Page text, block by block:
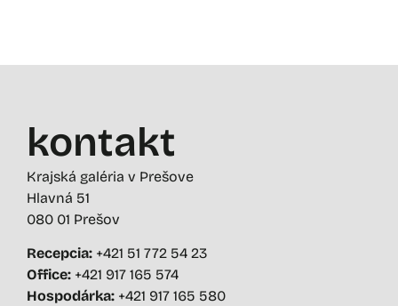
kontakt
Krajská galéria v Prešove
Hlavná 51
080 01 Prešov
Recepcia: +421 51 772 54 23
Office: +421 917 165 574
Hospodárka: +421 917 165 580